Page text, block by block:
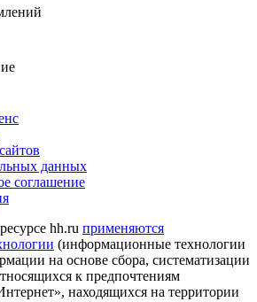
данных
соглашение
hh.ru применяются
(информационные технологии
на основе сбора, систематизации
к предпочтениям
находящихся на территории